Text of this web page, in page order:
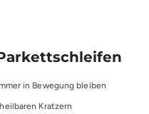
in Bewegung bleiben
Kratzern